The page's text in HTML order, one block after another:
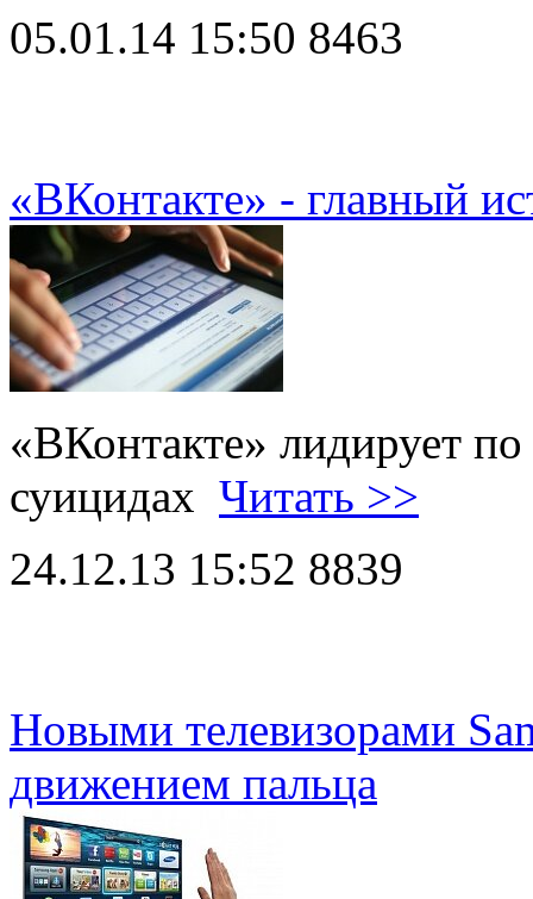
05.01.14 15:50 8463
«ВКонтакте» - главный
«ВКонтакте» лидирует
суицидах Читать >>
24.12.13 15:52 8839
Новыми телевизорами
движением пальца